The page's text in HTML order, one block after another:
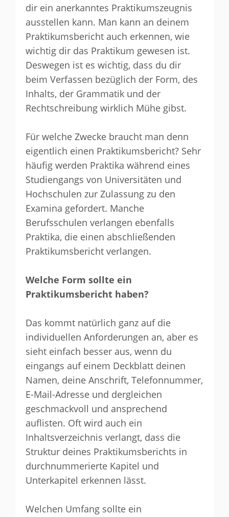
dir ein anerkanntes Praktikumszeugnis
ausstellen kann. Man kann an deinem
Praktikumsbericht auch erkennen, wie
wichtig dir das Praktikum gewesen ist.
Deswegen ist es wichtig, dass du dir
beim Verfassen bezüglich der Form, des
Inhalts, der Grammatik und der
Rechtschreibung wirklich Mühe gibst.
Für welche Zwecke braucht man denn
eigentlich einen Praktikumsbericht? Sehr
häufig werden Praktika während eines
Studiengangs von Universitäten und
Hochschulen zur Zulassung zu den
Examina gefordert. Manche
Berufsschulen verlangen ebenfalls
Praktika, die einen abschließenden
Praktikumsbericht verlangen.
Welche Form sollte ein
Praktikumsbericht haben?
Das kommt natürlich ganz auf die
individuellen Anforderungen an, aber es
sieht einfach besser aus, wenn du
eingangs auf einem Deckblatt deinen
Namen, deine Anschrift, Telefonnummer,
E-Mail-Adresse und dergleichen
geschmackvoll und ansprechend
auflisten. Oft wird auch ein
Inhaltsverzeichnis verlangt, dass die
Struktur deines Praktikumsberichts in
durchnummerierte Kapitel und
Unterkapitel erkennen lässt.
Welchen Umfang sollte ein